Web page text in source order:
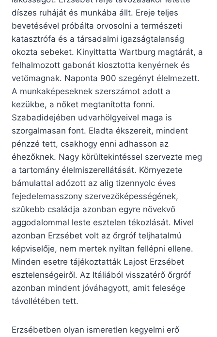
díszes ruháját és munkába állt. Ereje teljes
bevetésével próbálta orvosolni a természeti
katasztrófa és a társadalmi igazságtalanság
okozta sebeket. Kinyittatta Wartburg magtárát, a
felhalmozott gabonát kiosztotta kenyérnek és
vetőmagnak. Naponta 900 szegényt élelmezett.
A munkaképeseknek szerszámot adott a
kezükbe, a nőket megtanította fonni.
Szabadidejében udvarhölgyeivel maga is
szorgalmasan font. Eladta ékszereit, mindent
pénzzé tett, csakhogy enni adhasson az
éhezőknek. Nagy körültekintéssel szervezte meg
a tartomány élelmiszerellátását. Környezete
bámulattal adózott az alig tizennyolc éves
fejedelemasszony szervezőképességének,
szűkebb családja azonban egyre növekvő
aggodalommal leste esztelen tékozlását. Mivel
azonban Erzsébet volt az őrgróf teljhatalmú
képviselője, nem mertek nyíltan fellépni ellene.
Minden esetre tájékoztatták Lajost Erzsébet
esztelenségeiről. Az Itáliából visszatérő őrgróf
azonban mindent jóváhagyott, amit felesége
távollétében tett.
Erzsébetben olyan ismeretlen kegyelmi erő